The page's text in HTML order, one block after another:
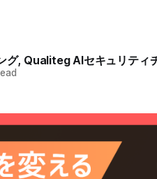
グ, Qualiteg AIセキュリティ